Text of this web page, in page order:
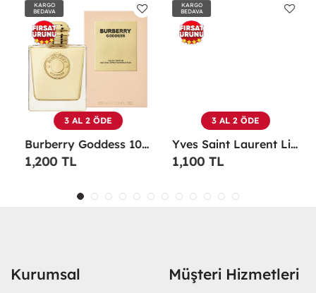
KARGO
BEDAVA
3 AL 2 ÖDE
Burberry Goddess 100 ML EDP Kadın Parfümü -
1,200 TL
KARGO
BEDAVA
3 AL 2 ÖDE
Yves Saint Laurent Libre EDP 90 Ml Kadın Parfüm - YSLL
1,100 TL
Kurumsal Müşteri Hizmetleri